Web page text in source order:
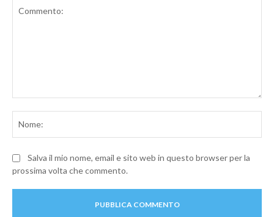
Salva il mio nome, email e sito web in questo browser per la
prossima volta che commento.